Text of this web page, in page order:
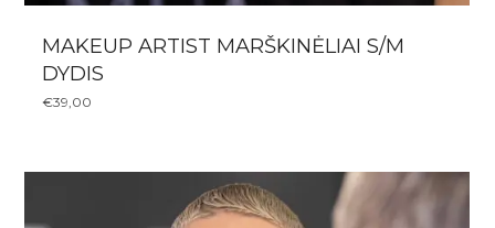
MAKEUP ARTIST MARŠKINĖLIAI S/M
DYDIS
€39,00